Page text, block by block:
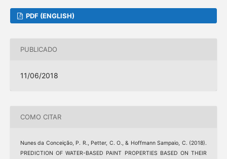
PDF (ENGLISH)
PUBLICADO
11/06/2018
COMO CITAR
Nunes da Conceição, P. R., Petter, C. O., & Hoffmann Sampaio, C. (2018).
PREDICTION OF WATER-BASED PAINT PROPERTIES BASED ON THEIR